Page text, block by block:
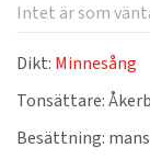
Intet är som
Dikt: Minnesång
Tonsättare:
Besättning: